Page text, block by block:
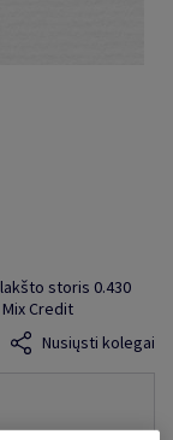
storis 0.430
Credit
Nusiųsti kolegai